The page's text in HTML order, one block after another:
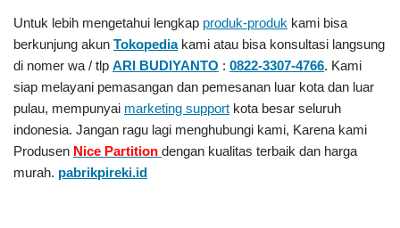
Untuk lebih mengetahui lengkap produk-produk kami bisa
berkunjung akun Tokopediakami atau bisa konsultasi langsung
di nomer wa / tlp ARI BUDIYANTO : 0822-3307-4766. Kami
siap melayani pemasangan dan pemesanan luar kota dan luar
pulau, mempunyai marketing support kota besar seluruh
indonesia. Jangan ragu lagi menghubungi kami, Karena kami
Produsen Nice Partition dengan kualitas terbaik dan harga
murah. pabrikpireki.id